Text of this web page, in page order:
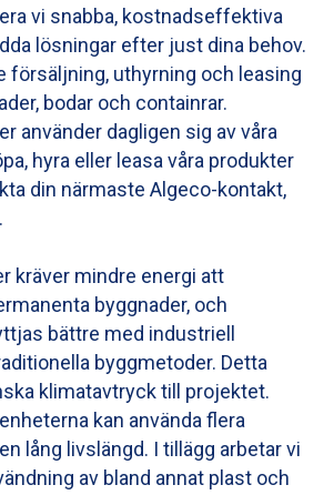
vi snabba, kostnadseffektiva
lösningar efter just dina behov.
försäljning, uthyrning och leasing
bodar och containrar.
använder dagligen sig av våra
hyra eller leasa våra produkter
din närmaste Algeco-kontakt,
kräver mindre energi att
byggnader, och
bättre med industriell
byggmetoder. Detta
klimatavtryck till projektet.
kan använda flera
lång livslängd. I tillägg arbetar vi
av bland annat plast och